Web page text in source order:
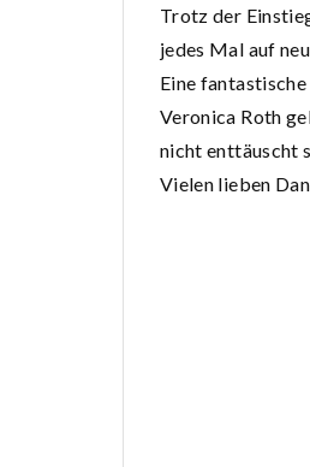
Trotz der
jedes Mal auf
Eine
Veronica Roth
nicht enttäuscht
Vielen lieben